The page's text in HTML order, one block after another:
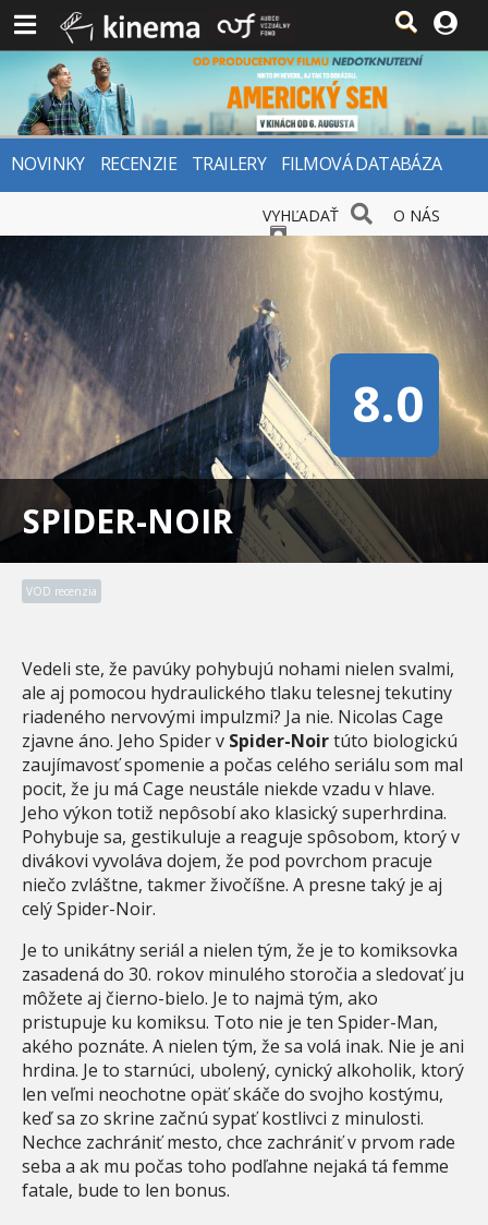
NOVINKY RECENZIE TRAILERY FILMOVÁ DATABÁZA
VYHĽADAŤ O NÁS
SPIDER-NOIR
8.0
VOD recenzia
Vedeli ste, že pavúky pohybujú nohami nielen svalmi,
ale aj pomocou hydraulického tlaku telesnej tekutiny
riadeného nervovými impulzmi? Ja nie. Nicolas Cage
zjavne áno. Jeho Spider v Spider-Noirtúto biologickú
zaujímavosť spomenie a počas celého seriálu som mal
pocit, že ju má Cage neustále niekde vzadu v hlave.
Jeho výkon totiž nepôsobí ako klasický superhrdina.
Pohybuje sa, gestikuluje a reaguje spôsobom, ktorý v
divákovi vyvoláva dojem, že pod povrchom pracuje
niečo zvláštne, takmer živočíšne. A presne taký je aj
celý Spider-Noir.
Je to unikátny seriál a nielen tým, že je to komiksovka
zasadená do 30. rokov minulého storočia a sledovať ju
môžete aj čierno-bielo. Je to najmä tým, ako
pristupuje ku komiksu. Toto nie je ten Spider-Man,
akého poznáte. A nielen tým, že sa volá inak. Nie je ani
hrdina. Je to starnúci, ubolený, cynický alkoholik, ktorý
len veľmi neochotne opäť skáče do svojho kostýmu,
keď sa zo skrine začnú sypať kostlivci z minulosti.
Nechce zachrániť mesto, chce zachrániť v prvom rade
seba a ak mu počas toho podľahne nejaká tá femme
fatale, bude to len bonus.